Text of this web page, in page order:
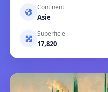
Continent
Asie
Superficie
17,820